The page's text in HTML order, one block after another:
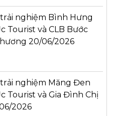
nghiệm Bình Hưng
Tourist và CLB Bước
20/06/2026
nghiệm Măng Đen
Tourist và Gia Đình Chị
2026